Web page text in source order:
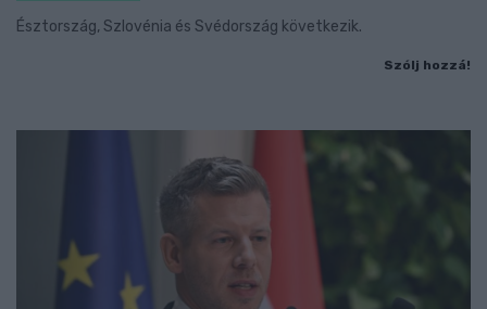
Észtország, Szlovénia és Svédország következik.
Szólj hozzá!